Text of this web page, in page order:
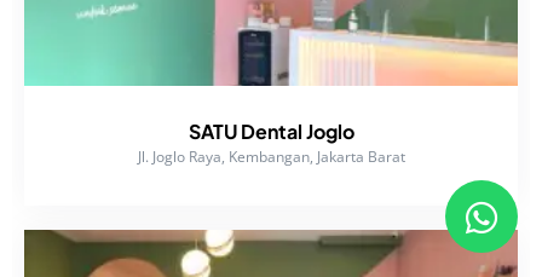
SATU Dental Joglo
Jl. Joglo Raya, Kembangan, Jakarta Barat